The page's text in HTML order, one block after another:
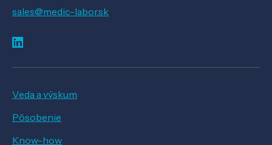
sales@medic-labor.sk
Veda a výskum
Pôsobenie
Know-how